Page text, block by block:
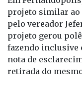
projeto similar ao
pelo vereador
projeto gerou
fazendo inclusive
nota de
retirada do